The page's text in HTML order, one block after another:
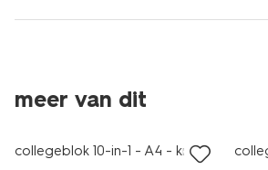
meer van dit
collegeblok 10-in-1 - A4 - kraft